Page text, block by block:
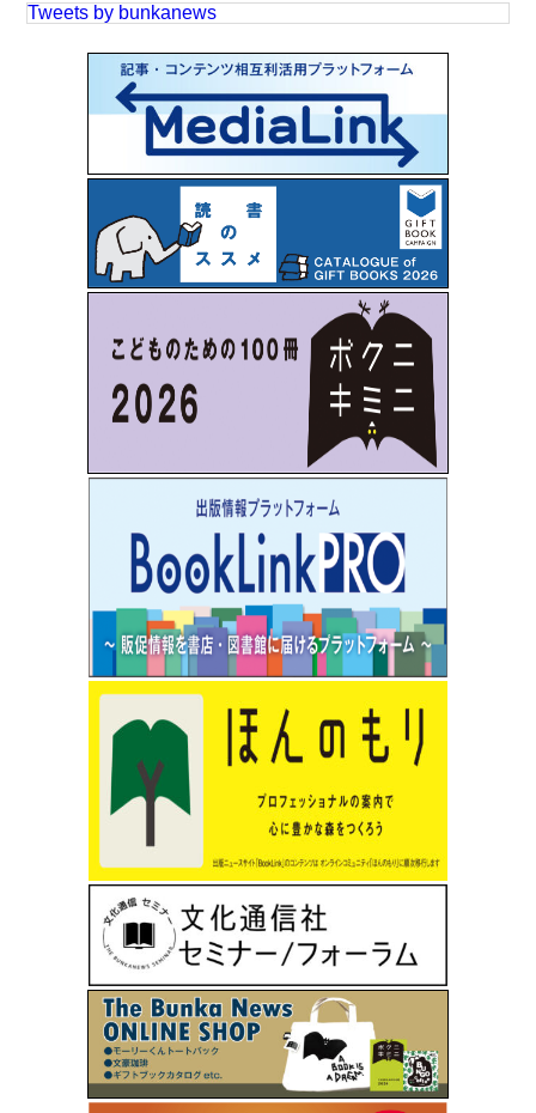
Tweets by bunkanews